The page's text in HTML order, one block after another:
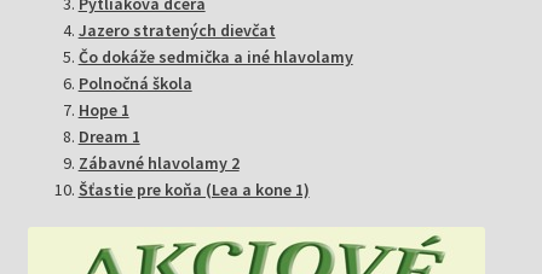
Jazero stratených dievčat
Čo dokáže sedmička a iné hlavolamy
Polnočná škola
Hope 1
Dream 1
Zábavné hlavolamy 2
Šťastie pre koňa (Lea a kone 1)